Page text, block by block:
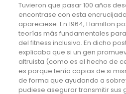
Tuvieron que pasar 100 años
encontrase con esta
apareciese. En 1964, Hamilton
teorías más fundamentales
del fitness inclusivo. En dicho
explicaba que si un gen
altruista (como es el hecho de
es porque tenía copias de si
de forma que ayudando a
pudiese asegurar transmitir sus